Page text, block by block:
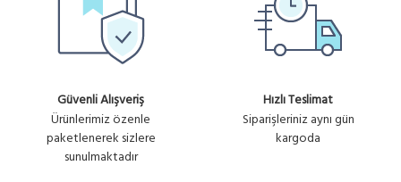
Güvenli Alışveriş
Ürünlerimiz özenle
paketlenerek sizlere
sunulmaktadır
Hızlı Teslimat
Siparişleriniz aynı gün
kargoda